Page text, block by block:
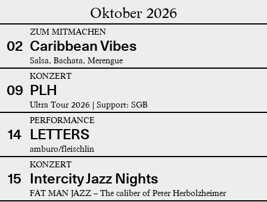
Oktober 2026
02
ZUM MITMACHEN
Caribbean Vibes
Salsa, Bachata, Merengue
09
KONZERT
PLH
Ultra Tour 2026 | Support: SGB
14
PERFORMANCE
LETTERS
amburo/fleischlin
15
KONZERT
Intercity Jazz Nights
FAT MAN JAZZ – The caliber of Peter Herbolzheimer